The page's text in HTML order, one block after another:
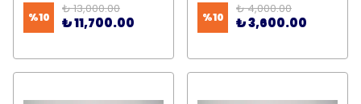
%10
₺ 13,000.00
₺ 11,700.00 %10
₺ 4,000.00
₺ 3,600.00